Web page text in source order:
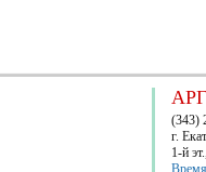
(343)
г.
1-й